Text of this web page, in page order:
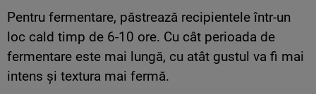
Pentru fermentare, păstrează recipientele într-un
loc cald timp de 6-10 ore. Cu cât perioada de
fermentare este mai lungă, cu atât gustul va fi mai
intens și textura mai fermă.